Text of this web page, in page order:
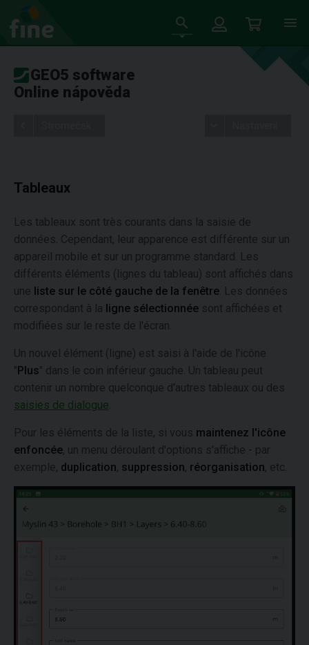
GEO5 software
Online nápověda
Tableaux
Les tableaux sont très courants dans la saisie de
données. Cependant, leur apparence est différente sur un
appareil mobile et sur un programme standard. Les
différents éléments (lignes du tableau) sont affichés dans
une liste sur le côté gauche de la fenêtre . Les données
correspondant à la ligne sélectionnée sont affichées et
modifiées sur le reste de l'écran.
Un nouvel élément (ligne) est saisi à l'aide de l'icône
"Plus" dans le coin inférieur gauche. Un tableau peut
contenir un nombre quelconque d'autres tableaux ou des
saisies de dialogue
Pour les éléments de la liste, si vous maintenez l'icône
enfoncée, un menu déroulant d'options s'affiche - par
exemple, duplication, suppression, réorganisation, etc.